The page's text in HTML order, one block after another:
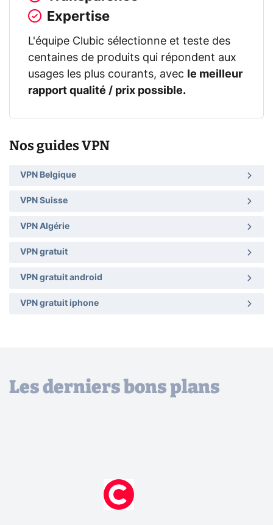
Expertise
L'équipe Clubic sélectionne et teste des
centaines de produits qui répondent aux
usages les plus courants, avec
le meilleur
rapport qualité / prix possible.
Nos guides VPN
VPN Belgique
VPN Suisse
VPN Algérie
VPN gratuit
VPN gratuit android
VPN gratuit iphone
Les derniers bons plans